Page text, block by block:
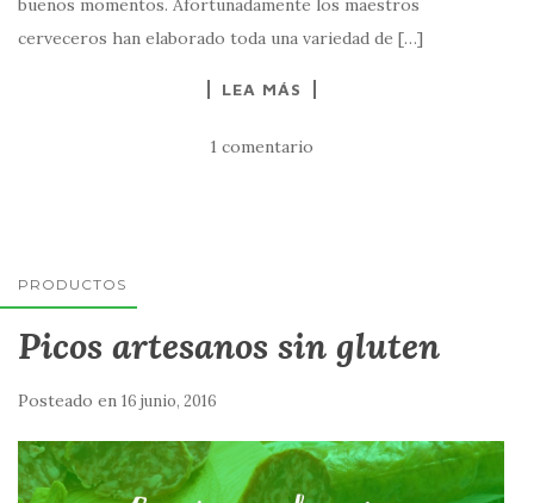
buenos momentos. Afortunadamente los maestros
cerveceros han elaborado toda una variedad de […]
LEA MÁS
1 comentario
PRODUCTOS
Picos artesanos sin gluten
Posteado en 16 junio, 2016